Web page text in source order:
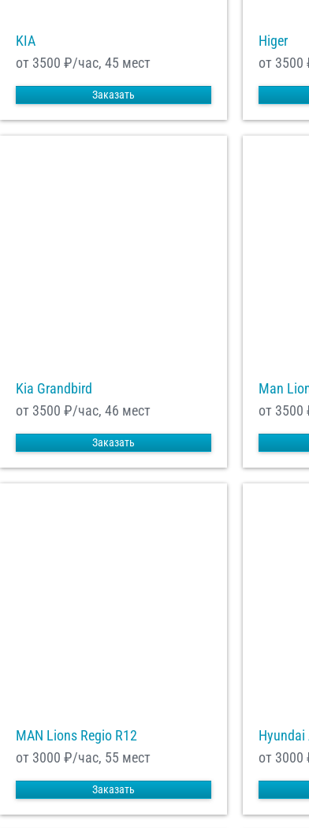
KIA
от 3500 ₽/час, 45 мест
Заказать
Higer
от 3500
Kia Grandbird
от 3500 ₽/час, 46 мест
Заказать
Man
от 3500
MAN Lions Regio R12
от 3000 ₽/час, 55 мест
Заказать
Hyundai
от 3000